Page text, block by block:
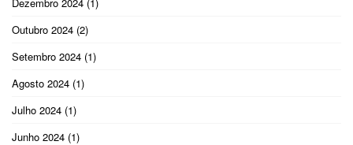
Outubro 2024 (2)
Setembro 2024 (1)
Agosto 2024 (1)
Julho 2024 (1)
Junho 2024 (1)